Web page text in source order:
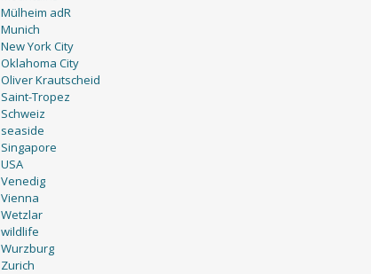
Mülheim adR
Munich
New York City
Oklahoma City
Oliver Krautscheid
Saint-Tropez
Schweiz
seaside
Singapore
USA
Venedig
Vienna
Wetzlar
wildlife
Wurzburg
Zurich